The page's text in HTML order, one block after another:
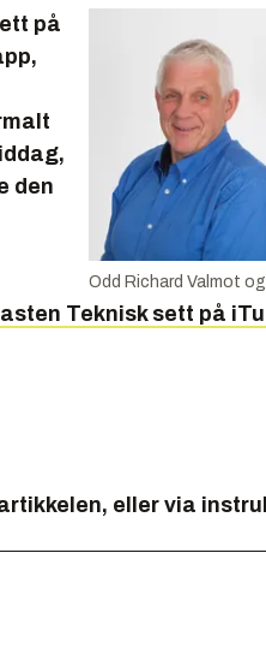
Odd Richard Valmot
på
den
Teknisk sett på
eller via